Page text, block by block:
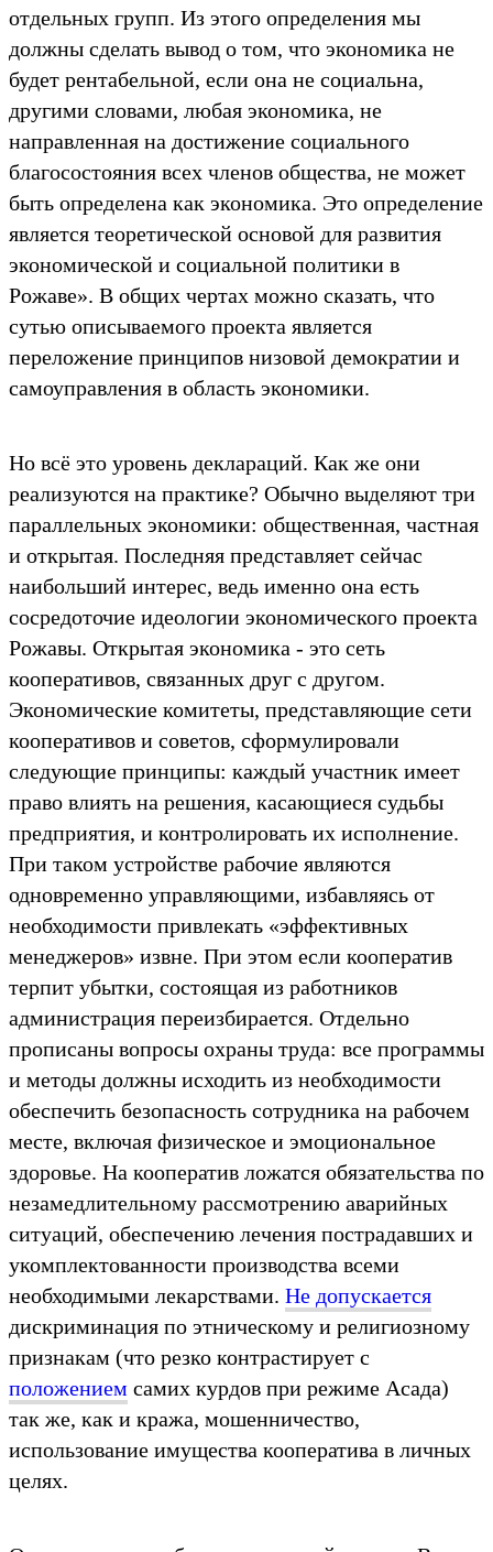
отдельных групп. Из этого определения мы
должны сделать вывод о том, что экономика не
будет рентабельной, если она не социальна,
другими словами, любая экономика, не
направленная на достижение социального
благосостояния всех членов общества, не может
быть определена как экономика. Это определение
является теоретической основой для развития
экономической и социальной политики в
Рожаве». В общих чертах можно сказать, что
сутью описываемого проекта является
переложение принципов низовой демократии и
самоуправления в область экономики.
Но всё это уровень деклараций. Как же они
реализуются на практике? Обычно выделяют три
параллельных экономики: общественная, частная
и открытая. Последняя представляет сейчас
наибольший интерес, ведь именно она есть
сосредоточие идеологии экономического проекта
Рожавы. Открытая экономика - это сеть
кооперативов, связанных друг с другом.
Экономические комитеты, представляющие сети
кооперативов и советов, сформулировали
следующие принципы: каждый участник имеет
право влиять на решения, касающиеся судьбы
предприятия, и контролировать их исполнение.
При таком устройстве рабочие являются
одновременно управляющими, избавляясь от
необходимости привлекать «эффективных
менеджеров» извне. При этом если кооператив
терпит убытки, состоящая из работников
администрация переизбирается. Отдельно
прописаны вопросы охраны труда: все программы
и методы должны исходить из необходимости
обеспечить безопасность сотрудника на рабочем
месте, включая физическое и эмоциональное
здоровье. На кооператив ложатся обязательства по
незамедлительному рассмотрению аварийных
ситуаций, обеспечению лечения пострадавших и
укомплектованности производства всеми
необходимыми лекарствами. Не допускается
дискриминация по этническому и религиозному
признакам (что резко контрастирует с
положением самих курдов при режиме Асада)
так же, как и кража, мошенничество,
использование имущества кооператива в личных
целях.